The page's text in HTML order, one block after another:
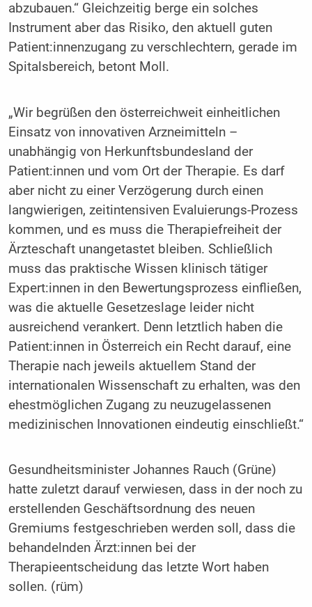
abzubauen.“ Gleichzeitig berge ein solches
Instrument aber das Risiko, den aktuell guten
Patient:innenzugang zu verschlechtern, gerade im
Spitalsbereich, betont Moll.
„Wir begrüßen den österreichweit einheitlichen
Einsatz von innovativen Arzneimitteln –
unabhängig von Herkunftsbundesland der
Patient:innen und vom Ort der Therapie. Es darf
aber nicht zu einer Verzögerung durch einen
langwierigen, zeitintensiven Evaluierungs-Prozess
kommen, und es muss die Therapiefreiheit der
Ärzteschaft unangetastet bleiben. Schließlich
muss das praktische Wissen klinisch tätiger
Expert:innen in den Bewertungsprozess einfließen,
was die aktuelle Gesetzeslage leider nicht
ausreichend verankert. Denn letztlich haben die
Patient:innen in Österreich ein Recht darauf, eine
Therapie nach jeweils aktuellem Stand der
internationalen Wissenschaft zu erhalten, was den
ehestmöglichen Zugang zu neuzugelassenen
medizinischen Innovationen eindeutig einschließt.“
Gesundheitsminister Johannes Rauch (Grüne)
hatte zuletzt darauf verwiesen, dass in der noch zu
erstellenden Geschäftsordnung des neuen
Gremiums festgeschrieben werden soll, dass die
behandelnden Ärzt:innen bei der
Therapieentscheidung das letzte Wort haben
sollen. (rüm)